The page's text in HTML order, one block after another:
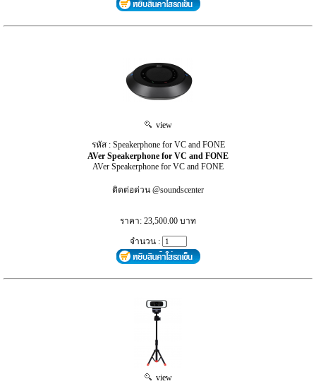
view
รหัส : Speakerphone for VC and FONE
AVer Speakerphone for VC and FONE
AVer Speakerphone for VC and FONE
ติดต่อด่วน @soundscenter
ราคา: 23,500.00 บาท
จำนวน :
view